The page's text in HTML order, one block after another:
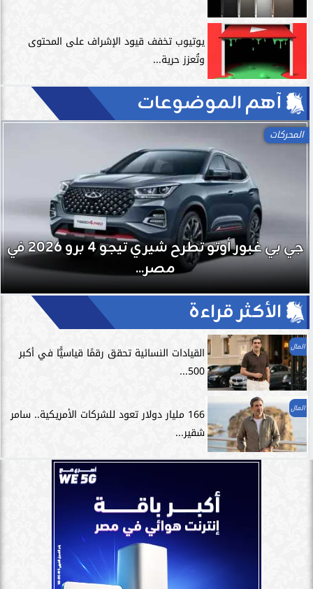
يوتيوب تخفف قيود الإشراف على المحتوى
وتُعزز حرية...
آهم الموضوعات
المحركات
جي بي غبور أوتو تطرح شيري تيجو 4 برو 2026 في
مصر...
الأكثر قراءة
المال
القيادات النسائية تحقق رقمًا قياسيًّا في أكبر
500...
المال
166 مليار دولار تعود للشركات الأمريكية.. سامر
شقير...